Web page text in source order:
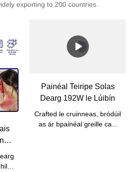
exporting to 200 countries.
ar
Painéal Teiripe Solas
Dearg 192W le Lúibín
Crafted le cruinneas, bródúil
as ár bpainéal greille caol